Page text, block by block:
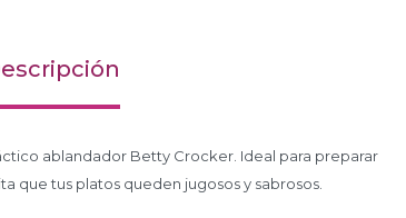
ablandador Betty Crocker. Ideal para preparar
que tus platos queden jugosos y sabrosos.